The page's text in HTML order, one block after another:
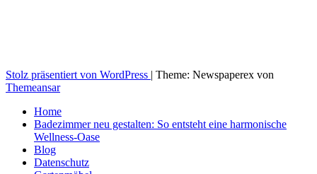
Stolz präsentiert von WordPress | Theme: Newspaperex von
Themeansar
Home
Badezimmer neu gestalten: So entsteht eine harmonische
Wellness-Oase
Blog
Datenschutz